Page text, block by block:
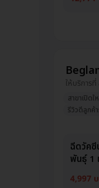
ให้บริการ
สาขาเปิดใ
รีวิวดีลูกค้
ฉีดวัคซี
พันธุ์ 1
4,997